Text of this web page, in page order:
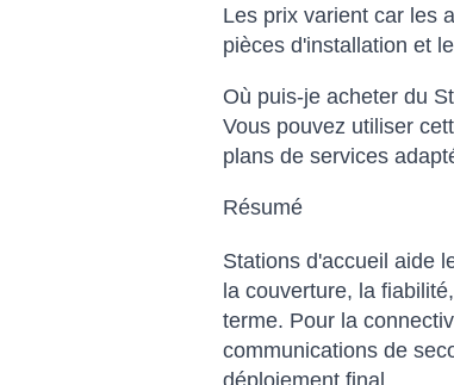
Les prix varient car les
pièces d'installation et
Où puis-je acheter du
Vous pouvez utiliser
plans de services
Résumé
Stations d'accueil aide
la couverture, la
terme. Pour la
communications de